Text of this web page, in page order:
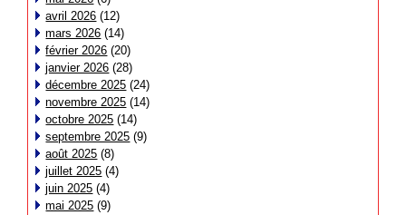
avril 2026 (12)
mars 2026 (14)
février 2026 (20)
janvier 2026 (28)
décembre 2025 (24)
novembre 2025 (14)
octobre 2025 (14)
septembre 2025 (9)
août 2025 (8)
juillet 2025 (4)
juin 2025 (4)
mai 2025 (9)